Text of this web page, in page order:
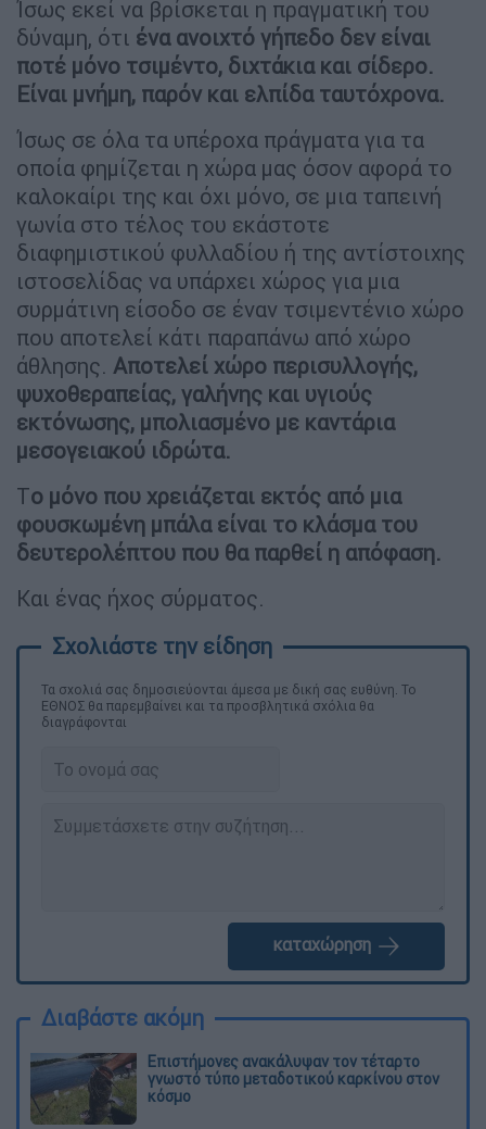
Ίσως εκεί να βρίσκεται η πραγματική του
δύναμη, ότι ένα ανοιχτό γήπεδο δεν είναι
ποτέ μόνο τσιμέντο, διχτάκια και σίδερο.
Είναι μνήμη, παρόν και ελπίδα ταυτόχρονα.
Ίσως σε όλα τα υπέροχα πράγματα για τα
οποία φημίζεται η χώρα μας όσον αφορά το
καλοκαίρι της και όχι μόνο, σε μια ταπεινή
γωνία στο τέλος του εκάστοτε
διαφημιστικού φυλλαδίου ή της αντίστοιχης
ιστοσελίδας να υπάρχει χώρος για μια
συρμάτινη είσοδο σε έναν τσιμεντένιο χώρο
που αποτελεί κάτι παραπάνω από χώρο
άθλησης. Αποτελεί χώρο περισυλλογής,
ψυχοθεραπείας, γαλήνης και υγιούς
εκτόνωσης, μπολιασμένο με καντάρια
μεσογειακού ιδρώτα.
Το μόνο που χρειάζεται εκτός από μια
φουσκωμένη μπάλα είναι το κλάσμα του
δευτερολέπτου που θα παρθεί η απόφαση.
Και ένας ήχος σύρματος.
Τα σχολιά σας δημοσιεύονται άμεσα με δική σας ευθύνη. Το
ΕΘΝΟΣ θα παρεμβαίνει και τα προσβλητικά σχόλια θα
διαγράφονται
καταχώρηση
Διαβάστε ακόμη
Επιστήμονες ανακάλυψαν τον τέταρτο
γνωστό τύπο μεταδοτικού καρκίνου στον
κόσμο